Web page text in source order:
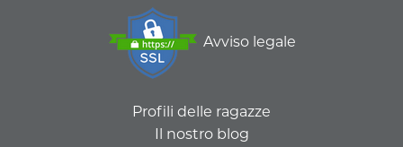
Avviso legale
Profili delle ragazze
Il nostro blog